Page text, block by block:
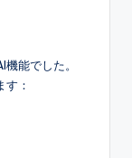
能でした。
：